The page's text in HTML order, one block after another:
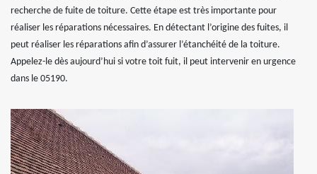
recherche de fuite de toiture. Cette étape est très importante pour
réaliser les réparations nécessaires. En détectant l’origine des fuites, il
peut réaliser les réparations afin d’assurer l’étanchéité de la toiture.
Appelez-le dès aujourd’hui si votre toit fuit, il peut intervenir en urgence
dans le 05190.